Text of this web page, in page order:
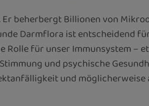
beherbergt Billionen von
Darmflora ist entscheidend
für unser Immunsystem –
und psychische
und